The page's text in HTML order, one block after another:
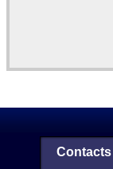
Contacts